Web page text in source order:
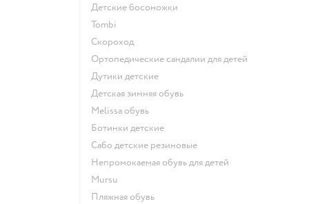
Детские босоножки
Tombi
Скороход
Ортопедические сандалии для детей
Дутики детские
Детская зимняя обувь
Melissa обувь
Ботинки детские
Сабо детские резиновые
Непромокаемая обувь для детей
Mursu
Пляжная обувь